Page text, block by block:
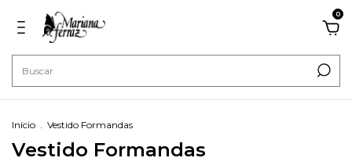
0
Início . Vestido Formandas
Vestido Formandas